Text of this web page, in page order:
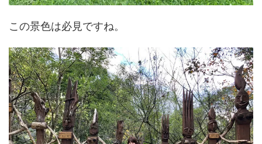
この景色は必見ですね。